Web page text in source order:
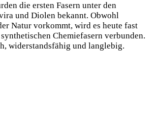
die ersten Fasern unter den
und Diolen bekannt. Obwohl
Natur vorkommt, wird es heute fast
Chemiefasern verbunden.
widerstandsfähig und langlebig.